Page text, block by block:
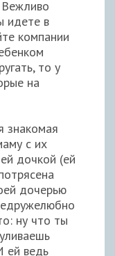
Вежливо
идете в
компании
то у
на
знакомая
с их
дочкой (ей
дочерью
ну что ты
ей ведь